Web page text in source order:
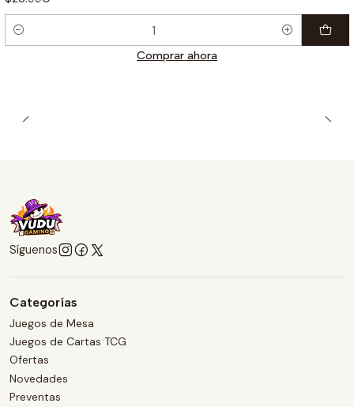
Cantidad
Comprar ahora
Síguenos
Categorías
Juegos de Mesa
Juegos de Cartas TCG
Ofertas
Novedades
Preventas